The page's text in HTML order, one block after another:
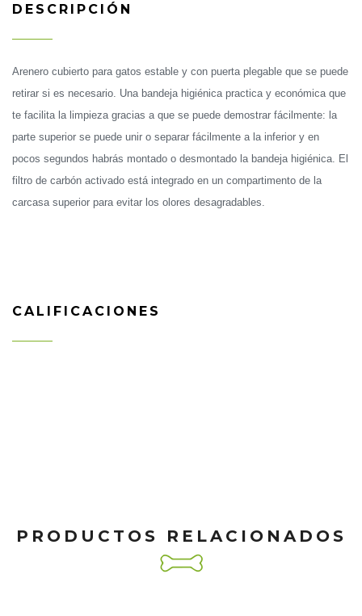
DESCRIPCIÓN
Arenero cubierto para gatos estable y con puerta plegable que se puede
retirar si es necesario. Una bandeja higiénica practica y económica que
te facilita la limpieza gracias a que se puede demostrar fácilmente: la
parte superior se puede unir o separar fácilmente a la inferior y en
pocos segundos habrás montado o desmontado la bandeja higiénica. El
filtro de carbón activado está integrado en un compartimento de la
carcasa superior para evitar los olores desagradables.
CALIFICACIONES
PRODUCTOS RELACIONADOS